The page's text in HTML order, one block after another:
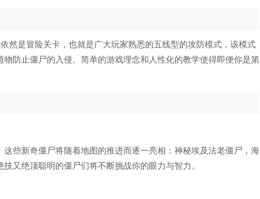
然是冒险关卡，也就是广大玩家熟悉的五线型的攻防模式，该模式
防止僵尸的入侵。简单的游戏理念和人性化的教学使得即便你是第
些新奇僵尸将随着地图的推进而逐一亮相：神秘埃及法老僵尸，海
又绝顶聪明的僵尸们将不断挑战你的眼力与智力。